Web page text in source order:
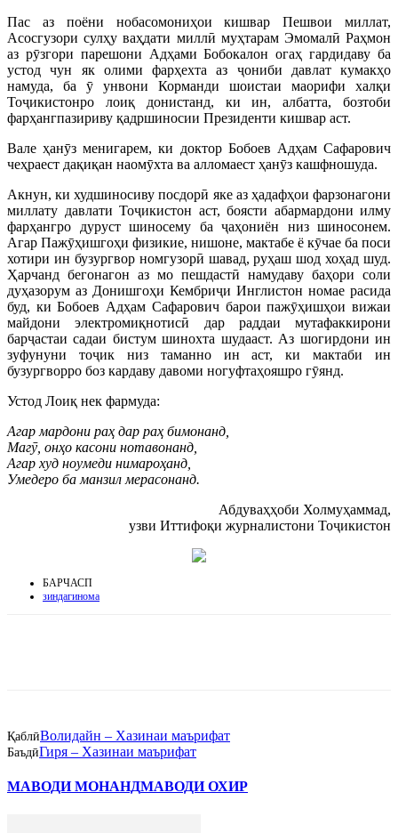
Пас аз поёни нобасомониҳои кишвар Пешвои миллат,
Асосгузори сулҳу ваҳдати миллӣ муҳтарам Эмомалӣ Раҳмон
аз рӯзгори парешони Адҳами Бобокалон огаҳ гардидаву ба
устод чун як олими фарҳехта аз ҷониби давлат кумакҳо
намуда, ба ӯ унвони Корманди шоистаи маорифи халқи
Тоҷикистонро лоиқ донистанд, ки ин, албатта, бозтоби
фарҳангпазириву қадршиносии Президенти кишвар аст.
Вале ҳанӯз менигарем, ки доктор Бобоев Адҳам Сафарович
чеҳраест дақиқан наомӯхта ва алломаест ҳанӯз кашфношуда.
Акнун, ки худшиносиву посдорӣ яке аз ҳадафҳои фарзонагони
миллату давлати Тоҷикистон аст, боясти абармардони илму
фарҳангро дуруст шиносему ба ҷаҳониён низ шиносонем.
Агар Пажӯҳишгоҳи физикие, нишоне, мактабе ё кӯчае ба поси
хотири ин бузургвор номгузорӣ шавад, руҳаш шод хоҳад шуд.
Ҳарчанд бегонагон аз мо пешдастӣ намудаву баҳори соли
дуҳазорум аз Донишгоҳи Кембриҷи Инглистон номае расида
буд, ки Бобоев Адҳам Сафарович барои пажӯҳишҳои вижаи
майдони электромиқнотисӣ дар раддаи мутафаккирони
барҷастаи садаи бистум шинохта шудааст. Аз шогирдони ин
зуфунуни тоҷик низ таманно ин аст, ки мактаби ин
бузургворро боз кардаву давоми ногуфтаҳояшро гӯянд.
Устод Лоиқ нек фармуда:
Агар мардони раҳ дар раҳ бимонанд,
Магӯ, онҳо касони нотавонанд,
Агар худ ноумеди нимароҳанд,
Умедеро ба манзил мерасонанд.
Абдуваҳҳоби Холмуҳаммад,
узви Иттифоқи журналистони Тоҷикистон
БАРЧАСП
зиндагинома
ҚаблӣВолидайн – Хазинаи маърифат
БаъдӣГиря – Хазинаи маърифат
МАВОДИ МОНАНДМАВОДИ ОХИР